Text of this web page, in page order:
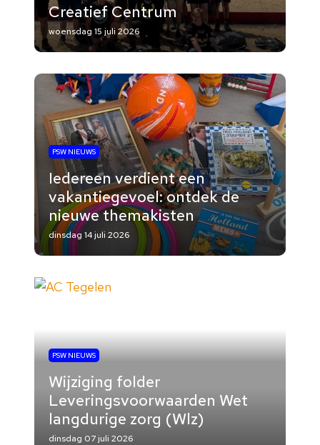
Creatief Centrum
woensdag 15 juli 2026
PSW NIEUWS
Iedereen verdient een
vakantiegevoel: ontdek de
nieuwe themakisten
dinsdag 14 juli 2026
PSW NIEUWS
Wijziging folder
Leveringsvoorwaarden Wet
langdurige zorg (Wlz)
dinsdag 07 juli 2026